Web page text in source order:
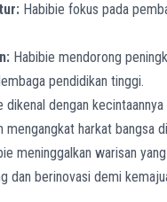
Habibie fokus pada
Habibie mendorong
pendidikan tinggi.
dikenal dengan
mengangkat harkat bangsa
meninggalkan warisan
dan berinovasi demi